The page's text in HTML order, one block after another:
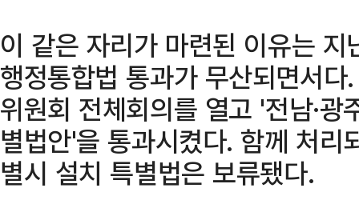
이 같은 자리가 마련된 이유는
행정통합법 통과가 무산되면서
위원회 전체회의를 열고 '전남·
별법안'을 통과시켰다. 함께 처리
별시 설치 특별법은 보류됐다.